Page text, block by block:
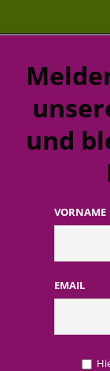
und
VORNAME
EMAIL